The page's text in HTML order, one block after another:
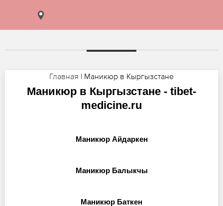
Главная | Маникюр в Кыргызстане
Маникюр в Кыргызстане - tibet-
medicine.ru
Маникюр Айдаркен
Маникюр Балыкчы
Маникюр Баткен